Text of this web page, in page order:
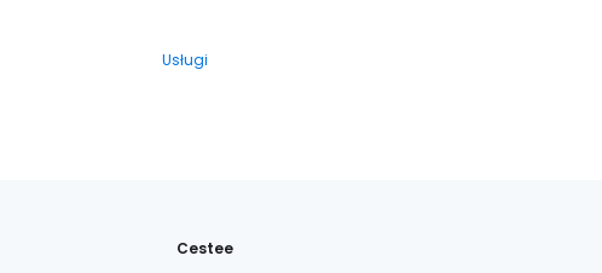
Usługi
Cestee